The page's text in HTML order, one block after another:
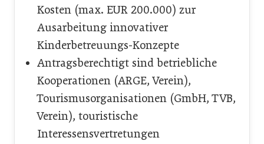
Kosten (max. EUR 200.000) zur
Ausarbeitung innovativer
Kinderbetreuungs-Konzepte
Antragsberechtigt sind betriebliche
Kooperationen (ARGE, Verein),
Tourismusorganisationen (GmbH, TVB,
Verein), touristische
Interessensvertretungen